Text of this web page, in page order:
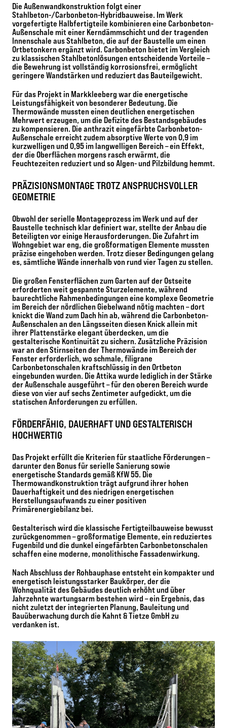
Die Außenwandkonstruktion folgt einer
Stahlbeton-/Carbonbeton-Hybridbauweise. Im Werk
vorgefertigte Halbfertigteile kombinieren eine Carbonbeton-
Außenschale mit einer Kerndämmschicht und der tragenden
Innenschale aus Stahlbeton, die auf der Baustelle um einen
Ortbetonkern ergänzt wird. Carbonbeton bietet im Vergleich
zu klassischen Stahlbetonlösungen entscheidende Vorteile –
die Bewehrung ist vollständig korrosionsfrei, ermöglicht
geringere Wandstärken und reduziert das Bauteilgewicht.
Für das Projekt in Markkleeberg war die energetische
Leistungsfähigkeit von besonderer Bedeutung. Die
Thermowände mussten einen deutlichen energetischen
Mehrwert erzeugen, um die Defizite des Bestandsgebäudes
zu kompensieren. Die anthrazit eingefärbte Carbonbeton-
Außenschale erreicht zudem absorptive Werte von 0,9 im
kurzwelligen und 0,95 im langwelligen Bereich – ein Effekt,
der die Oberflächen morgens rasch erwärmt, die
Feuchtezeiten reduziert und so Algen- und Pilzbildung hemmt.
PRÄZISIONSMONTAGE TROTZ ANSPRUCHSVOLLER
GEOMETRIE
Obwohl der serielle Montageprozess im Werk und auf der
Baustelle technisch klar definiert war, stellte der Anbau die
Beteiligten vor einige Herausforderungen. Die Zufahrt im
Wohn­gebiet war eng, die großformatigen Elemente mussten
präzise eingehoben werden. Trotz dieser Bedingungen gelang
es, sämtliche Wände innerhalb von rund vier Tagen zu stellen.
Die großen Fensterflächen zum Garten auf der Ostseite
erforderten weit gespannte Sturzelemente, während
baurechtliche Rahmenbedingungen eine komplexe Geometrie
im Bereich der nördlichen Giebelwand nötig machten – dort
knickt die Wand zum Dach hin ab, während die Carbonbeton-
Außenschalen an den Längsseiten diesen Knick allein mit
ihrer Plattenstärke elegant überdecken, um die
gestalterische Kontinuität zu sichern. Zusätzliche Präzision
war an den Stirnseiten der Thermowände im Bereich der
Fenster erforderlich, wo schmale, filigrane
Carbonbetonschalen kraftschlüssig in den Ortbeton
eingebunden wurden. Die Attika wurde lediglich in der Stärke
der Außenschale ausgeführt – für den oberen Bereich wurde
diese von vier auf sechs Zentimeter aufgedickt, um die
statischen Anforderungen zu erfüllen.
FÖRDERFÄHIG, DAUERHAFT UND GESTALTERISCH
HOCHWERTIG
Das Projekt erfüllt die Kriterien für staatliche Förderungen –
darunter den Bonus für serielle Sanierung sowie
energetische Standards gemäß KfW 55. Die
Thermowandkonstruktion trägt aufgrund ihrer hohen
Dauerhaftigkeit und des niedrigen energetischen
Herstellungsaufwands zu einer positiven
Primärenergiebilanz bei.
Gestalterisch wird die klassische Fertigteilbauweise bewusst
zurückgenommen – großformatige Elemente, ein reduziertes
Fugenbild und die dunkel eingefärbten Carbonbetonschalen
schaffen eine moderne, monolithische Fassadenwirkung.
Nach Abschluss der Rohbauphase entsteht ein kompakter und
energetisch leistungsstarker Baukörper, der die
Wohnqualität des Gebäudes deutlich erhöht und über
Jahrzehnte wartungsarm bestehen wird – ein Ergebnis, das
nicht zuletzt der integrierten Planung, Bauleitung und
Bauüberwachung durch die Kahnt & Tietze GmbH zu
verdanken ist.